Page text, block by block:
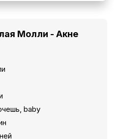
Молли - Акне
baby